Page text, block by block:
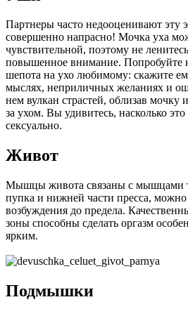
Партнеры часто недооценивают эту
совершенно напрасно! Мочка уха
чувствительной, поэтому не
повышенное внимание. Попробуйте
шепота на ухо любимому: скажите
мыслях, неприличных желаниях и
нем вулкан страстей, облизав мочку
за ухом. Вы удивитесь, насколько
сексуально.
Живот
Мышцы живота связаны с мышцами
пупка и нижней части пресса, можно
возбуждения до предела.
зоны способны сделать оргазм
ярким.
Подмышки